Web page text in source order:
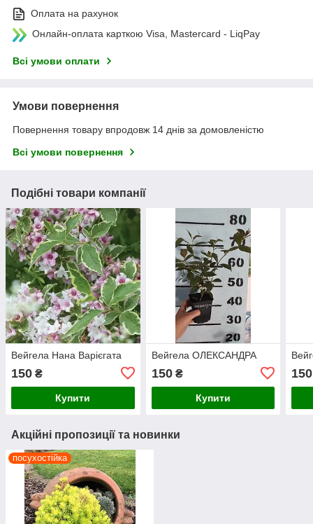
Оплата на рахунок
Онлайн-оплата карткою Visa, Mastercard - LiqPay
Всі умови оплати
Умови повернення
Повернення товару впродовж 14 днів за домовленістю
Всі умови повернення
Подібні товари компанії
Вейгела Нана Варієгата
150 ₴
Купити
Вейгела ОЛЕКСАНДРА
150₴
Купити
150
Акційні пропозиції та новинки
посухостійка